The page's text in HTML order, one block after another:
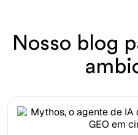
Nosso blog